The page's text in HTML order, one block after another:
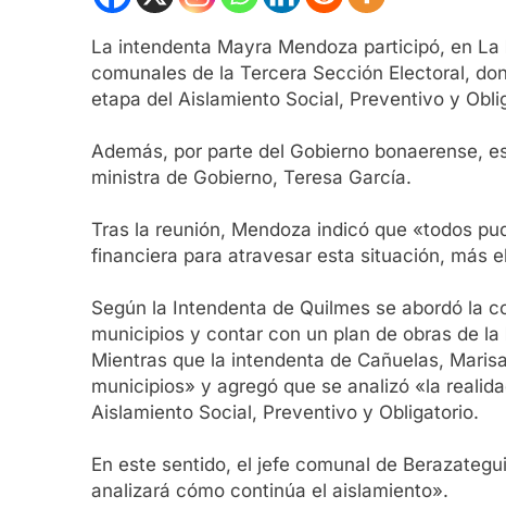
La intendenta Mayra Mendoza participó, en
comunales de la Tercera Sección Electoral,
etapa del Aislamiento Social, Preventivo y
Además, por parte del Gobierno bonaerense,
ministra de Gobierno, Teresa García.
Tras la reunión, Mendoza indicó que «todos
financiera para atravesar esta situación, más
Según la Intendenta de Quilmes se abordó la
municipios y contar con un plan de obras de la
Mientras que la intendenta de Cañuelas,
municipios» y agregó que se analizó «la
Aislamiento Social, Preventivo y Obligatorio.
En este sentido, el jefe comunal de
analizará cómo continúa el aislamiento».